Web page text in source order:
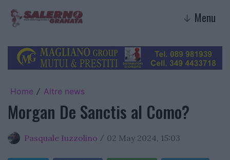
↓ Menu
Home / Altre news
Morgan De Sanctis al Como?
Pasquale Iuzzolino / 02 May 2024, 15:03